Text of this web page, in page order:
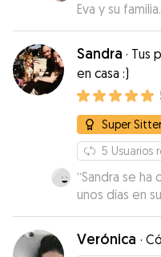
Eva y su
fotos y
volveremos a
cuidados con
Sandra · Tus
en casa :)
Super Sitter
5 Usuarios
“Sandra se
unos días en
a los suyos
que necesitan.
Verónica ·